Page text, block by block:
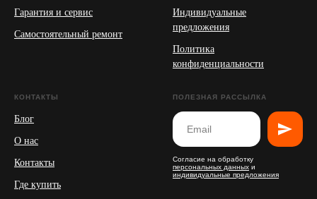
Гарантия и сервис
Самостоятельный ремонт
Индивидуальные
предложения
Политика
конфиденциальности
КОНТАКТЫ
Блог
О нас
Контакты
Где купить
ПОЛЕЗНАЯ РАССЫЛКА
Согласие на обработку
персональных данных и
индивидуальные предложения